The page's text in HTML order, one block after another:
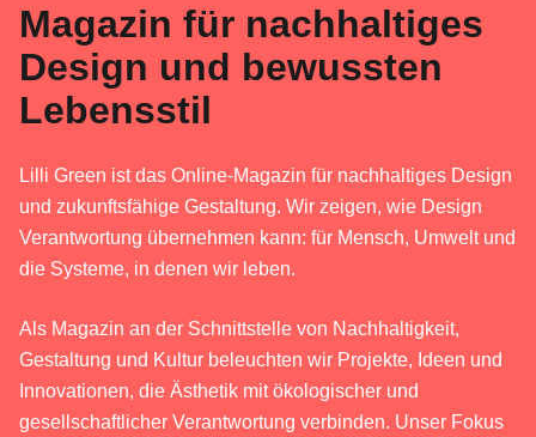
Magazin für nachhaltiges
Design und bewussten
Lebensstil
Lilli Green ist das Online-Magazin für nachhaltiges Design
und zukunftsfähige Gestaltung. Wir zeigen, wie Design
Verantwortung übernehmen kann: für Mensch, Umwelt und
die Systeme, in denen wir leben.
Als Magazin an der Schnittstelle von Nachhaltigkeit,
Gestaltung und Kultur beleuchten wir Projekte, Ideen und
Innovationen, die Ästhetik mit ökologischer und
gesellschaftlicher Verantwortung verbinden. Unser Fokus